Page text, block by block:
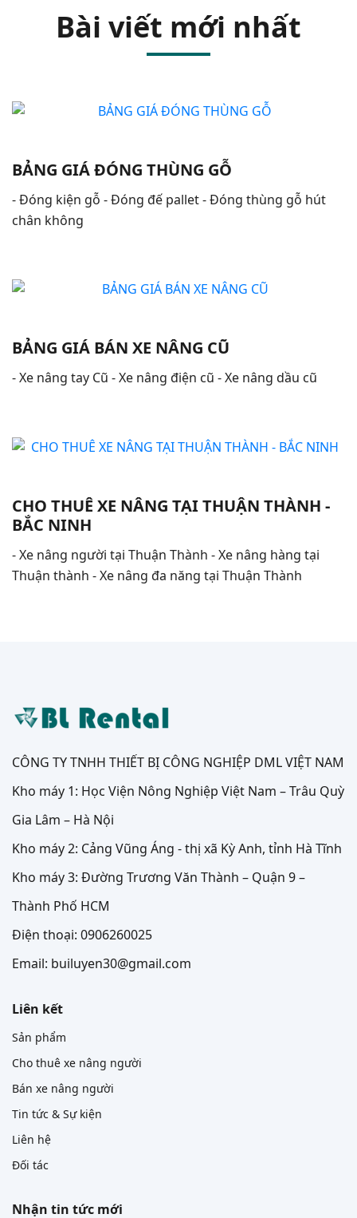
Bài viết mới nhất
BẢNG GIÁ ĐÓNG THÙNG GỖ
- Đóng kiện gỗ - Đóng đế pallet - Đóng thùng gỗ hút
chân không
BẢNG GIÁ BÁN XE NÂNG CŨ
- Xe nâng tay Cũ - Xe nâng điện cũ - Xe nâng dầu cũ
CHO THUÊ XE NÂNG TẠI THUẬN THÀNH -
BẮC NINH
- Xe nâng người tại Thuận Thành - Xe nâng hàng tại
Thuận thành - Xe nâng đa năng tại Thuận Thành
CÔNG TY TNHH THIẾT BỊ CÔNG NGHIỆP DML VIỆT NAM
Kho máy 1: Học Viện Nông Nghiệp Việt Nam – Trâu Quỳ
Gia Lâm – Hà Nội
Kho máy 2: Cảng Vũng Áng - thị xã Kỳ Anh, tỉnh Hà Tĩnh
Kho máy 3: Đường Trương Văn Thành – Quận 9 –
Thành Phố HCM
Điện thoại: 0906260025
Email: builuyen30@gmail.com
Liên kết
Sản phẩm
Cho thuê xe nâng người
Bán xe nâng người
Tin tức & Sự kiện
Liên hệ
Đối tác
Nhận tin tức mới